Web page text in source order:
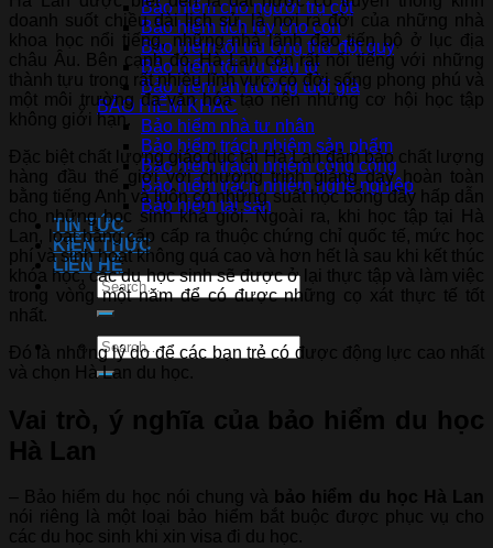
Bảo hiểm cho người trụ cột
Bảo hiểm tích lũy cho con
Bảo hiểm tối ưu Ung thư đột quỵ
Bảo hiểm tối ưu đầu tư
Bảo hiểm an hưởng tuổi già
BẢO HIỂM KHÁC
Bảo hiểm nhà tư nhân
Bảo hiểm trách nhiệm sản phẩm
Bảo hiểm trách nhiệm công cộng
Bảo hiểm trách nhiệm nghề nghiệp
Bảo hiểm tài sản
TIN TỨC
KIẾN THỨC
LIÊN HỆ
doanh suốt chiều dài lịch sử, là nơi ra đời của những nhà
khoa học nổi tiếng, những nhà lãnh đạo tiến bộ ở lục địa
châu Âu. Bên cạnh đó, Hà Lan còn rất nổi tiếng với những
thành tựu trong rất nhiều lĩnh vực, có đời sống phong phú và
một môi trường đa văn hóa tạo nên những cơ hội học tập
không giới hạn.
Đặc biệt chất lượng giáo dục tại Hà Lan đảm bảo chất lượng
hàng đầu thế giới với chương trình giảng dạy hoàn toàn
bằng tiếng Anh và luôn có những suất học bổng đầy hấp dẫn
cho những học sinh khá giỏi. Ngoài ra, khi học tập tại Hà
Lan, loại bằng cấp cấp ra thuộc chứng chỉ quốc tế, mức học
phí và sinh hoạt không quá cao và hơn hết là sau khi kết thúc
khóa học, các du học sinh sẽ được ở lại thực tập và làm việc
trong vòng một năm để có được những cọ xát thực tế tốt
nhất.
Đó là những lý do để các bạn trẻ có được động lực cao nhất
và chọn Hà Lan du học.
Vai trò, ý nghĩa của bảo hiểm du học
Hà Lan
– Bảo hiểm du học nói chung và
bảo hiểm du học Hà Lan
nói riêng là một loại bảo hiểm bắt buộc được phục vụ cho
các du học sinh khi xin visa đi du học.